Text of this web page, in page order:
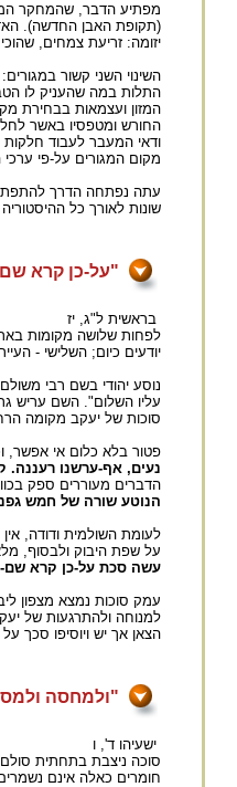
מפתיע הדבר, שהמחקר
(תקופת האבן החדשה).
יזומה: זריעת צמחים,
השינוי השני קשור
התלות במה שהעניק לו
המזון ועצמאות בבחירת
החורש ומטפסיו באשר
ודאי המעבר לעבוד חלקות
מקום המגורים על-פי ערכי
עתה נפתחה הדרך
שונות לאורך כל ההיסטוריה
"על-כן קרא
בראשית ל"ג, יז
לפחות שלושה מקומות
יודעים כיום; השלישי -
עליו השלום". השם עריש
סוכות של יעקב מקומה
פטור בלא כלום אי אפשר,
נעים, אף-ערשנו רעננה.
הדברים מעוררים ספק
הנוטע שורה של חמש
לעומת השולמית ודודה,
על שפת היבוק ולבסוף,
עשה סכת על-כן קרא
עמק סוכות נמצא מצפון
למנוחה ולהתרגעות של
הצאן אך יש ויוסיפו סכך
"ולמחסה
ישעיהו ד', ו
סוכה ניצבת בתחתית סולם
חומרים כאלה אינם נשמרים